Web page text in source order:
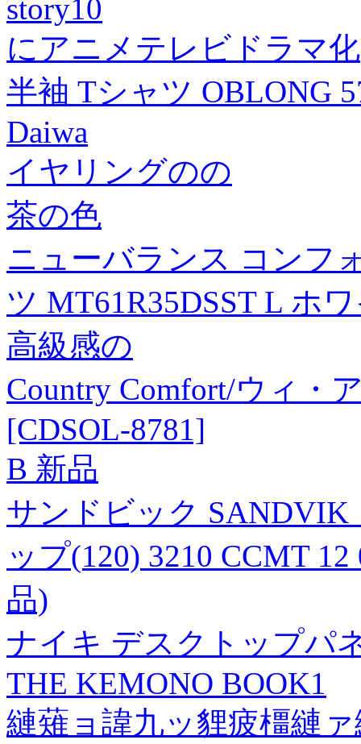
story10
にアニメテレビドラマ化
半袖 Tシャツ OBLONG
Daiwa
イヤリングのの
茶の色
ニューバランス コンフ
ツ MT61R35DSST L ホ
高級感の
Country Comfort/ウィ・
[CDSOL-8781]
B 新品
サンドビック SANDVIK
ップ(120) 3210 CCMT
品)
ナイキ デスクトップパ
THE KEMONO BOOK1
縺薙ョ諱九ッ貍疲橿縺